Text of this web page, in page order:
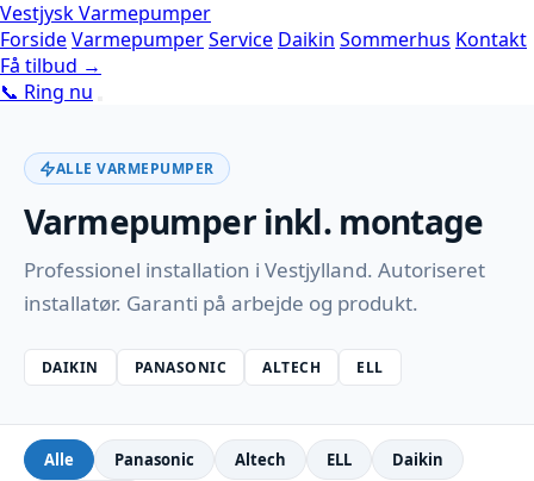
Vestjysk Varmepumper
ForsideVarmepumperService Daikin Sommerhus Kontakt
Få tilbud →
📞 Ring nu
ALLE VARMEPUMPER
Varmepumper inkl. montage
Professionel installation i Vestjylland. Autoriseret
installatør. Garanti på arbejde og produkt.
DAIKIN PANASONIC ALTECH ELL
Alle Panasonic Altech ELL
Daikin